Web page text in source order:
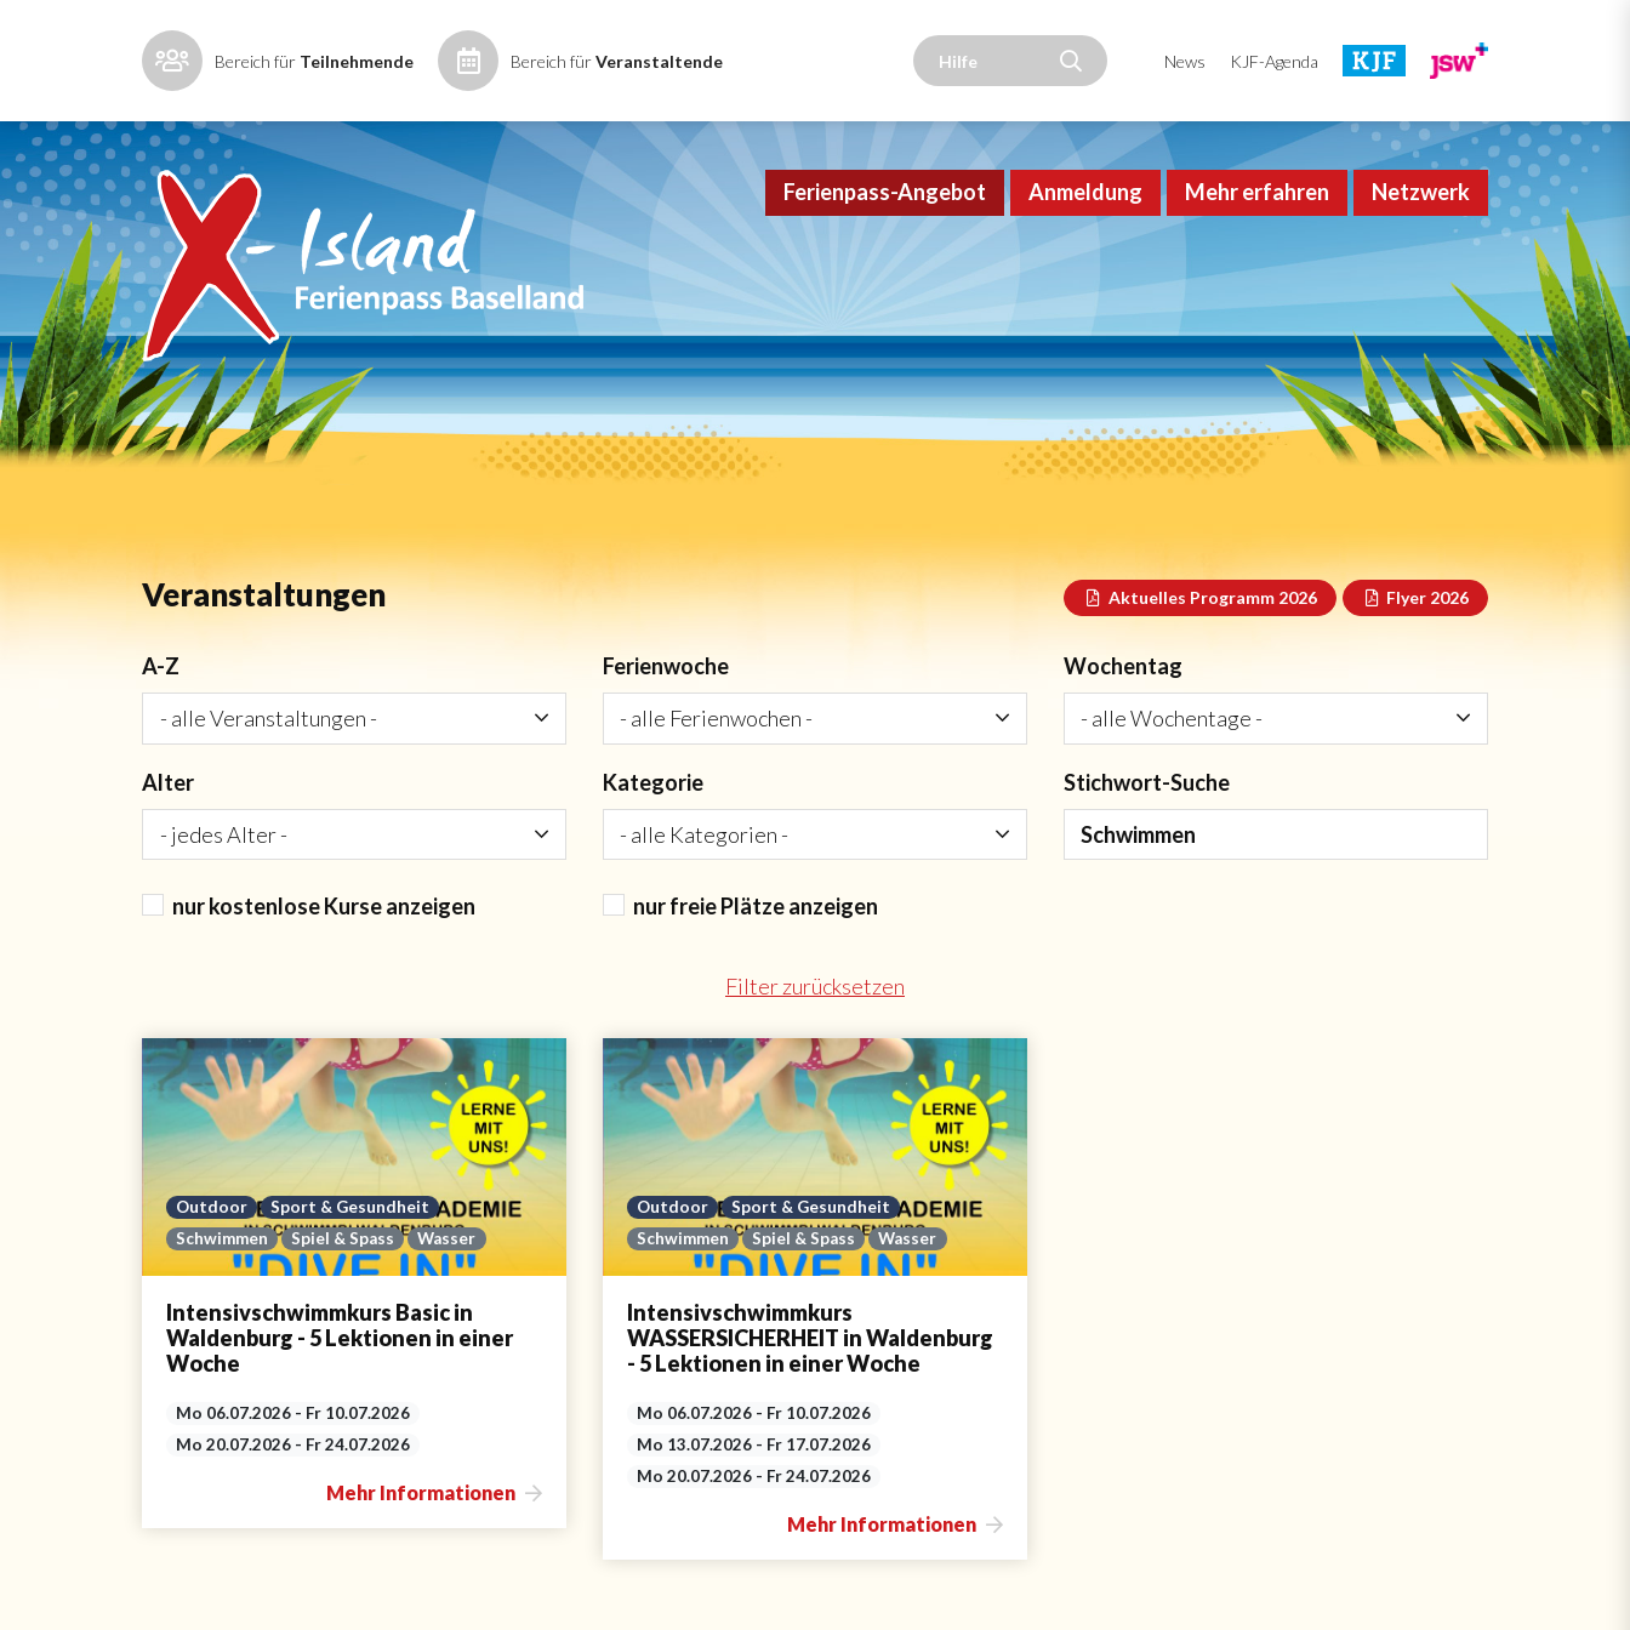
Bereich für Teilnehmende Bereich fürVeranstaltende News KJF-Agenda
Ferienpass-Angebot Anmeldung Mehr erfahren Netzwerk
Aktuelles Programm 2026 Flyer 2026
Veranstaltungen
A-Z Ferienwoche Wochentag
Alter Kategorie Stichwort-Suche
nur kostenlose Kurse anzeigen nur freie Plätze anzeigen
Filter zurücksetzen
Outdoor
Sport & Gesundheit
Schwimmen
Spiel & Spass Wasser
Intensivschwimmkurs Basic in
Waldenburg - 5 Lektionen in einer
Woche
Mo 06.07.2026 - Fr 10.07.2026
Mo 20.07.2026 - Fr 24.07.2026
Mehr Informationen
Outdoor
Sport & Gesundheit
Schwimmen
Spiel & Spass Wasser
Intensivschwimmkurs
WASSERSICHERHEIT in Waldenburg
- 5 Lektionen in einer Woche
Mo 06.07.2026 - Fr 10.07.2026
Mo 13.07.2026 - Fr 17.07.2026
Mo 20.07.2026 - Fr 24.07.2026
Mehr Informationen